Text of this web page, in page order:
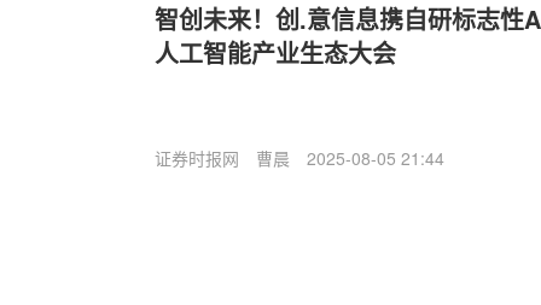
智创未来！创.意信息携自研标志性
人工智能产业生态大会
证券时报网 曹晨 2025-08-05 21:44